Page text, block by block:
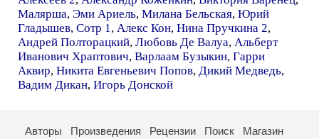
Малярша, Эми Ариель, Милана Бельская, Юрий
Гладышев, Сотр 1, Алекс Кон, Нина Пручкина 2,
Андрей Полторацкий, Любовь Де Валуа, Альберт
Иванович Храптович, Варлаам Бузыкин, Гарри
Аквир, Никита Евгеньевич Попов, Дикий Медведь,
Вадим Дикан, Игорь Донской
Авторы Произведения Рецензии Поиск Магазин